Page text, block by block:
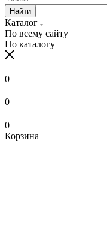
Найти
Каталог
По всему сайту
По каталогу
0
0
0
Корзина